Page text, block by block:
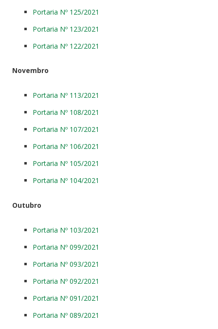
Portaria Nº 125/2021
Portaria Nº 123/2021
Portaria Nº 122/2021
Novembro
Portaria Nº 113/2021
Portaria Nº 108/2021
Portaria Nº 107/2021
Portaria Nº 106/2021
Portaria Nº 105/2021
Portaria Nº 104/2021
Outubro
Portaria Nº 103/2021
Portaria Nº 099/2021
Portaria Nº 093/2021
Portaria Nº 092/2021
Portaria Nº 091/2021
Portaria Nº 089/2021